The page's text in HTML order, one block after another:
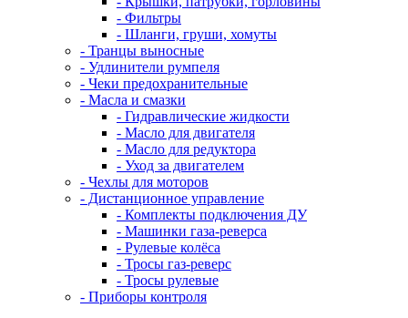
- Фильтры
- Шланги, груши, хомуты
- Транцы выносные
- Удлинители румпеля
- Чеки предохранительные
- Масла и смазки
- Гидравлические жидкости
- Масло для двигателя
- Масло для редуктора
- Уход за двигателем
- Чехлы для моторов
- Дистанционное управление
- Комплекты подключения ДУ
- Машинки газа-реверса
- Рулевые колёса
- Тросы газ-реверс
- Тросы рулевые
- Приборы контроля